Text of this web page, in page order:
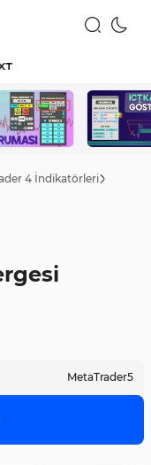
4 İndikatörleri
MetaTrader5